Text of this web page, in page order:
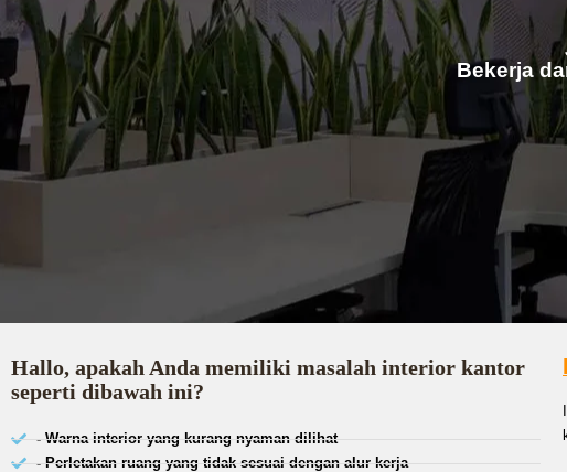
Bekerja
Hallo, apakah Anda memiliki masalah interior kantor
seperti dibawah ini?
- Warna interior yang kurang nyaman dilihat
- Perletakan ruang yang tidak sesuai dengan alur kerja